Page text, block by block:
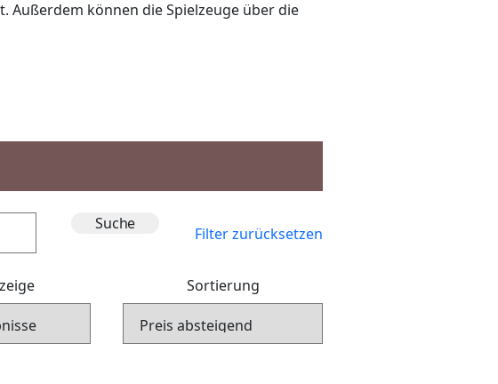
können die Spielzeuge über die
Filter zurücksetzen
Sortierung